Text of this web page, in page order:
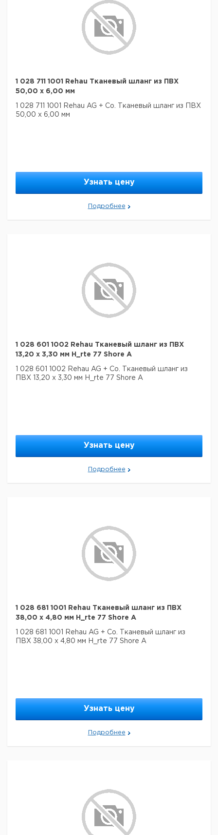
1 028 711 1001 Rehau Тканевый шланг из ПВХ
50,00 x 6,00 мм
1 028 711 1001 Rehau AG + Co. Тканевый шланг из ПВХ
50,00 x 6,00 мм
Узнать цену
Подробнее
1 028 601 1002 Rehau Тканевый шланг из ПВХ
13,20 х 3,30 мм H_rte 77 Shore A
1 028 601 1002 Rehau AG + Co. Тканевый шланг из
ПВХ 13,20 х 3,30 мм H_rte 77 Shore A
Узнать цену
Подробнее
1 028 681 1001 Rehau Тканевый шланг из ПВХ
38,00 x 4,80 мм H_rte 77 Shore A
1 028 681 1001 Rehau AG + Co. Тканевый шланг из
ПВХ 38,00 x 4,80 мм H_rte 77 Shore A
Узнать цену
Подробнее